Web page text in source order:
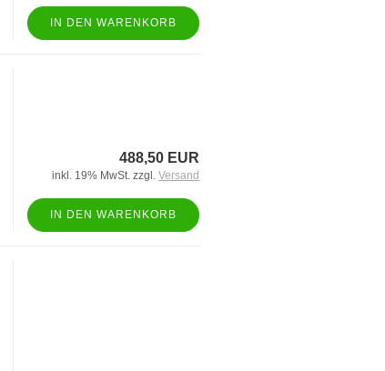
IN DEN WARENKORB
488,50 EUR
inkl. 19% MwSt. zzgl.Versand
IN DEN WARENKORB